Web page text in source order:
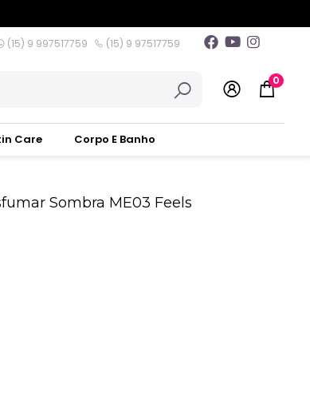
(15) 9 997517759 (15) 9 97517759
0
Care Corpo E Banho
Sombra ME03 Feels